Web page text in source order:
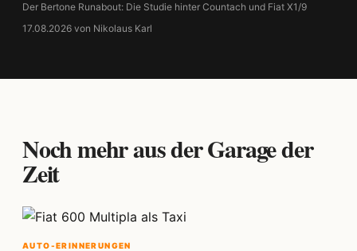
Der Bertone Runabout: Die Studie hinter Countach und Fiat X1/9
17.08.2026 von Nikolaus Karl
Noch mehr aus der Garage der
Zeit
AUTO-ERINNERUNGEN